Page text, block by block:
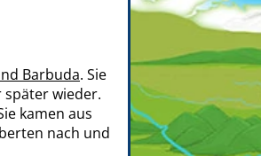
Barbuda. Sie
später wieder.
kamen aus
nach und